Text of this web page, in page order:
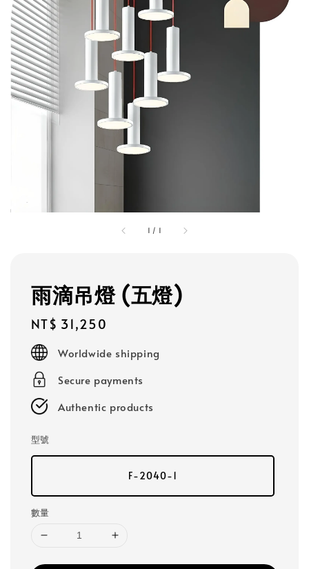
1 / 1
雨滴吊燈 (五燈)
Regular
price
NT$ 31,250
Worldwide shipping
Secure payments
Authentic products
型號
F-2040-1
數量